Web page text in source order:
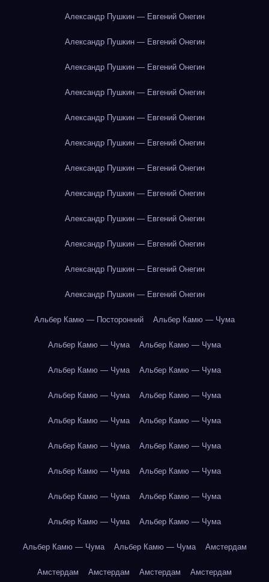
Александр Пушкин — Евгений Онегин
Александр Пушкин — Евгений Онегин
Александр Пушкин — Евгений Онегин
Александр Пушкин — Евгений Онегин
Александр Пушкин — Евгений Онегин
Александр Пушкин — Евгений Онегин
Александр Пушкин — Евгений Онегин
Александр Пушкин — Евгений Онегин
Александр Пушкин — Евгений Онегин
Александр Пушкин — Евгений Онегин
Александр Пушкин — Евгений Онегин
Александр Пушкин — Евгений Онегин
Альбер Камю — Посторонний Альбер Камю — Чума
Альбер Камю — Чума Альбер Камю — Чума
Альбер Камю — Чума Альбер Камю — Чума
Альбер Камю — Чума Альбер Камю — Чума
Альбер Камю — Чума Альбер Камю — Чума
Альбер Камю — Чума Альбер Камю — Чума
Альбер Камю — Чума Альбер Камю — Чума
Альбер Камю — Чума Альбер Камю — Чума
Альбер Камю — Чума Альбер Камю — Чума
Альбер Камю — Чума Альбер Камю — Чума Амстердам
Амстердам Амстердам Амстердам Амстердам